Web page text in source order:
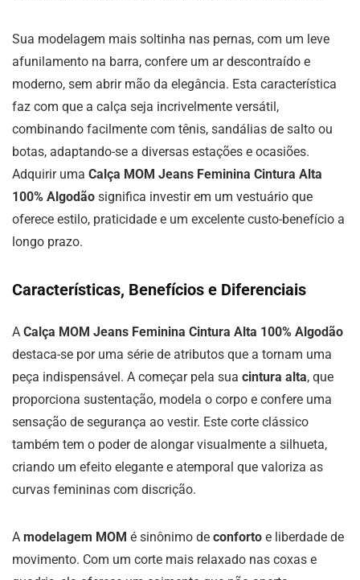
Sua modelagem mais soltinha nas pernas, com um leve
afunilamento na barra, confere um ar descontraído e
moderno, sem abrir mão da elegância. Esta característica
faz com que a calça seja incrivelmente versátil,
combinando facilmente com tênis, sandálias de salto ou
botas, adaptando-se a diversas estações e ocasiões.
Adquirir uma Calça MOM Jeans Feminina Cintura Alta
100% Algodão significa investir em um vestuário que
oferece estilo, praticidade e um excelente custo-benefício a
longo prazo.
Características, Benefícios e Diferenciais
A Calça MOM Jeans Feminina Cintura Alta 100% Algodão
destaca-se por uma série de atributos que a tornam uma
peça indispensável. A começar pela sua cintura alta, que
proporciona sustentação, modela o corpo e confere uma
sensação de segurança ao vestir. Este corte clássico
também tem o poder de alongar visualmente a silhueta,
criando um efeito elegante e atemporal que valoriza as
curvas femininas com discrição.
A modelagem MOM é sinônimo de conforto e liberdade de
movimento. Com um corte mais relaxado nas coxas e